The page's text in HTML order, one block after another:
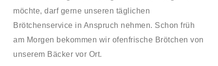
möchte, darf gerne unseren täglichen
Brötchenservice in Anspruch nehmen. Schon früh
am Morgen bekommen wir ofenfrische Brötchen von
unserem Bäcker vor Ort.